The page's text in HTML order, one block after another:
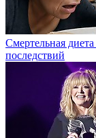
Смертельная
последствий